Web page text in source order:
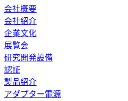
会社概要
会社紹介
企業文化
展覧会
研究開発設備
認証
製品紹介
アダプター電源